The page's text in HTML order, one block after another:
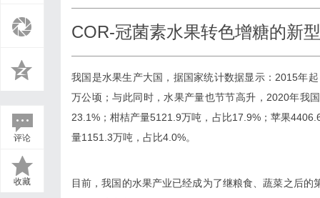
›
评论
收藏
COR-冠菌素水果转色增糖的新
我国是水果生产大国，据国家统计数据显示：2015年
万公顷；与此同时，水果产量也节节高升，2020年我
23.1%；柑桔产量5121.9万吨，占比17.9%；苹果
量1151.3万吨，占比4.0%。
目前，我国的水果产业已经成为了继粮食、蔬菜之后